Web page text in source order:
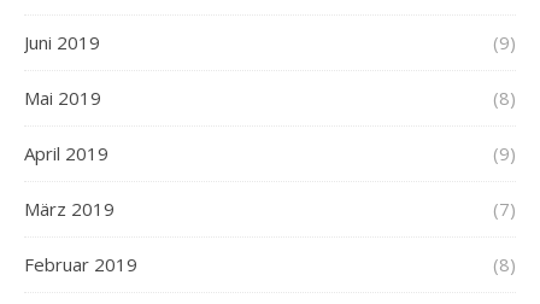
Juni 2019 (9)
Mai 2019 (8)
April 2019 (9)
März 2019 (7)
Februar 2019 (8)